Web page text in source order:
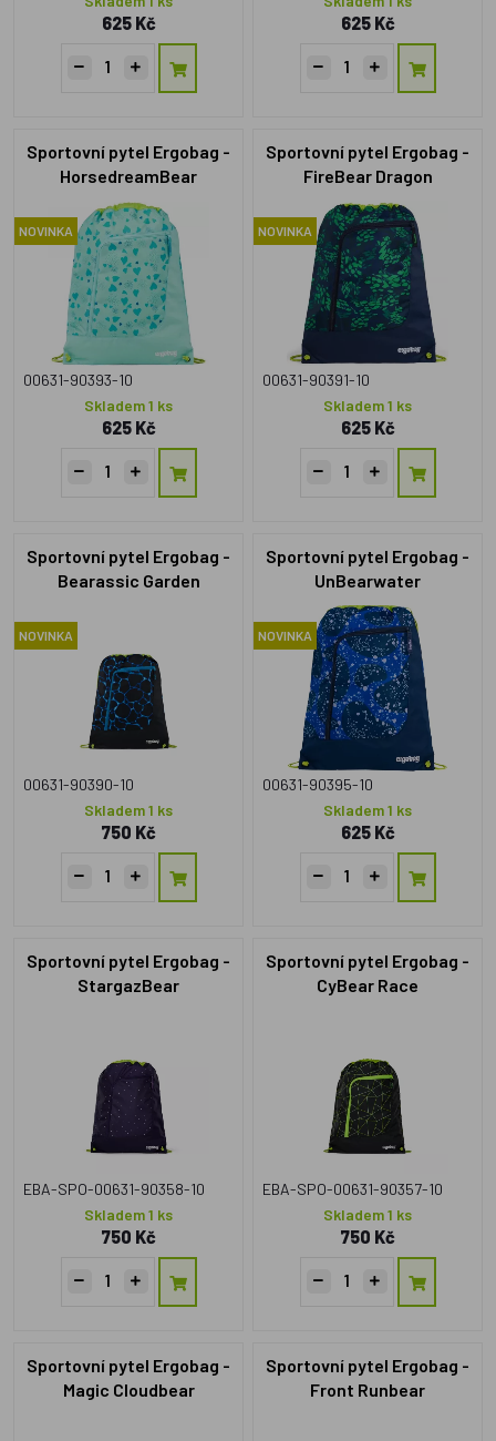
625 Kč 625 Kč
Sportovní pytel Ergobag -
HorsedreamBear
NOVINKA
00631-90393-10
Skladem 1 ks
625 Kč
Sportovní pytel Ergobag -
FireBear Dragon
NOVINKA
00631-90391-10
Skladem 1 ks
625 Kč
Sportovní pytel Ergobag -
Bearassic Garden
NOVINKA
00631-90390-10
Skladem 1 ks
750 Kč
Sportovní pytel Ergobag -
UnBearwater
NOVINKA
00631-90395-10
Skladem 1 ks
625 Kč
Sportovní pytel Ergobag -
StargazBear
EBA-SPO-00631-90358-10
Skladem 1 ks
750 Kč
Sportovní pytel Ergobag -
CyBear Race
EBA-SPO-00631-90357-10
Skladem 1 ks
750 Kč
Sportovní pytel Ergobag -
Magic Cloudbear
Sportovní pytel Ergobag -
Front Runbear